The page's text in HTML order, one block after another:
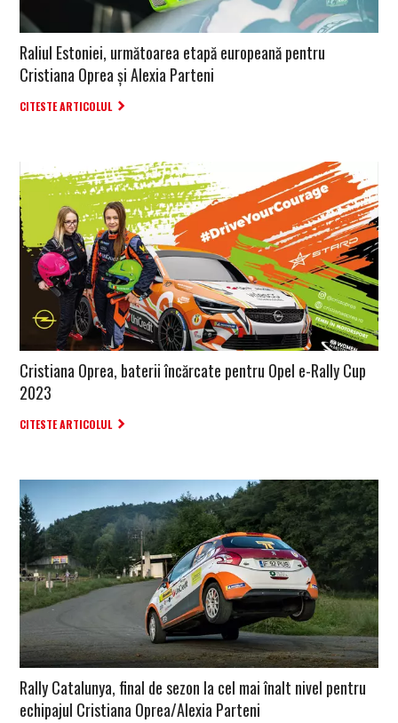
Raliul Estoniei, următoarea etapă europeană pentru
Cristiana Oprea și Alexia Parteni
CITESTE ARTICOLUL
Cristiana Oprea, baterii încărcate pentru Opel e-Rally Cup
2023
CITESTE ARTICOLUL
Rally Catalunya, final de sezon la cel mai înalt nivel pentru
echipajul Cristiana Oprea/Alexia Parteni